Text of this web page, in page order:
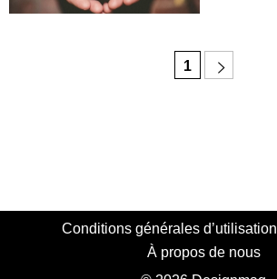
1
Conditions générales d’utilisation
À propos de nous